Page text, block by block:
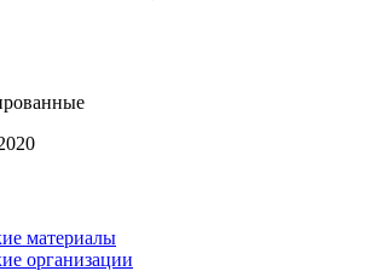
материалы
организации